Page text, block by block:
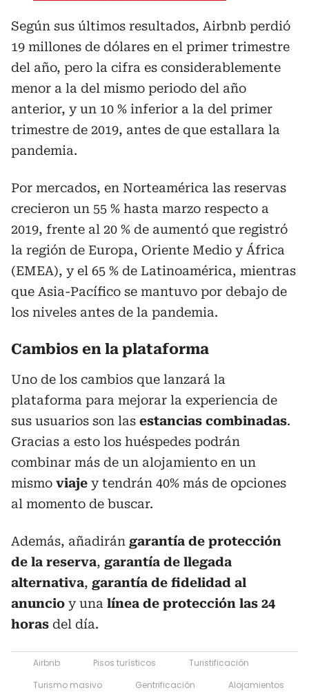
Según sus últimos resultados, Airbnb perdió
19 millones de dólares en el primer trimestre
del año, pero la cifra es considerablemente
menor a la del mismo periodo del año
anterior, y un 10 % inferior a la del primer
trimestre de 2019, antes de que estallara la
pandemia.
Por mercados, en Norteamérica las reservas
crecieron un 55 % hasta marzo respecto a
2019, frente al 20 % de aumentó que registró
la región de Europa, Oriente Medio y África
(EMEA), y el 65 % de Latinoamérica, mientras
que Asia-Pacífico se mantuvo por debajo de
los niveles antes de la pandemia.
Cambios en la plataforma
Uno de los cambios que lanzará la
plataforma para mejorar la experiencia de
sus usuarios son las estancias combinadas.
Gracias a esto los huéspedes podrán
combinar más de un alojamiento en un
mismo viaje y tendrán 40% más de opciones
al momento de buscar.
Además, añadirán garantía de protección
de la reserva, garantía de llegada
alternativa, garantía de fidelidad al
anuncio y una línea de protección las 24
horas del día.
Airbnb Pisos turísticos
Turistificación
Turismo masivo
Gentrificación Alojamientos